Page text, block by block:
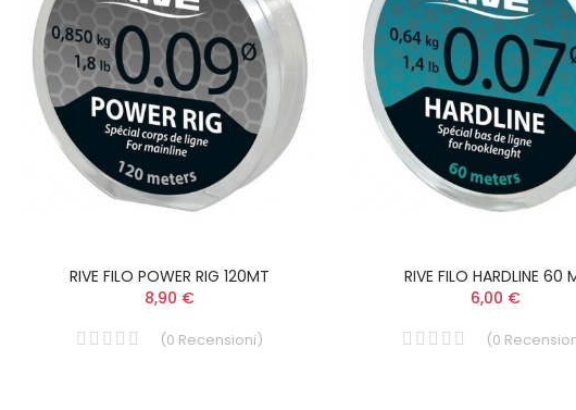
RIVE FILO POWER RIG 120MT
8,90 €
(0 Recensioni)
RIVE FILO HARDLINE 60
6,00 €
(0